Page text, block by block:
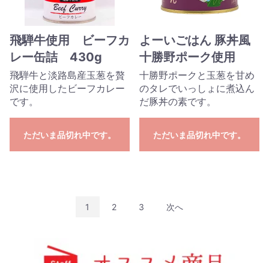
飛騨牛使用 ビーフカ
レー缶詰 430g
飛騨牛と淡路島産玉葱を贅
沢に使用したビーフカレー
です。
ただいま品切れ中です。
よーいごはん 豚丼風
十勝野ポーク使用
十勝野ポークと玉葱を甘め
のタレでいっしょに煮込ん
だ豚丼の素です。
ただいま品切れ中です。
1 2 3 次へ